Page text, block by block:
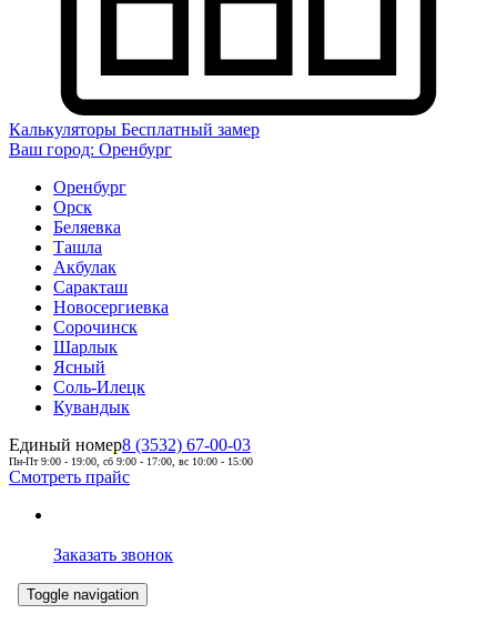
Калькуляторы Бесплатный замер
Ваш город: Оренбург
Оренбург
Орск
Беляевка
Ташла
Акбулак
Саракташ
Новосергиевка
Сорочинск
Шарлык
Ясный
Соль-Илецк
Кувандык
Единый номер8 (3532) 67-00-03
Пн-Пт 9:00 - 19:00, сб 9:00 - 17:00, вс 10:00 - 15:00
Смотреть прайс
Заказать звонок
Toggle navigation